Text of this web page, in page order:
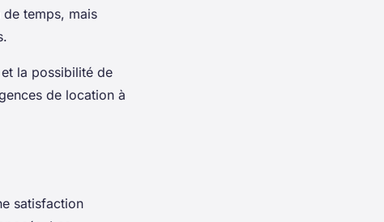
temps, mais
la possibilité de
de location à
satisfaction